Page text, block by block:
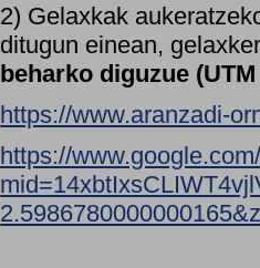
2) Gelaxkak
ditugun einean,
beharko diguzue
https://www.aranzadi-
https://